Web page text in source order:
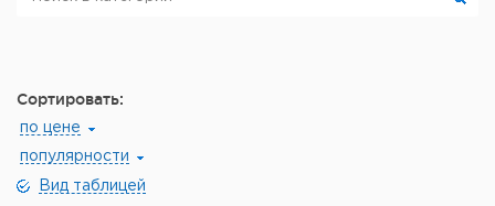
Сортировать:
по цене
популярности
Вид таблицей